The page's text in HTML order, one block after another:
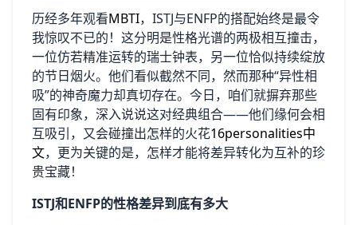
历经多年观看MBTI，ISTJ与ENFP的搭配始终是最令
我惊叹不已的！这分明是性格光谱的两极相互撞击，
一位仿若精准运转的瑞士钟表，另一位恰似持续绽放
的节日烟火。他们看似截然不同，然而那种“异性相
吸”的神奇魔力却真切存在。今日，咱们就摒弃那些
固有印象，深入说说这对经典组合——他们缘何会相
互吸引，又会碰撞出怎样的火花16personalities中
文，更为关键的是，怎样才能将差异转化为互补的珍
贵宝藏！
ISTJ和ENFP的性格差异到底有多大